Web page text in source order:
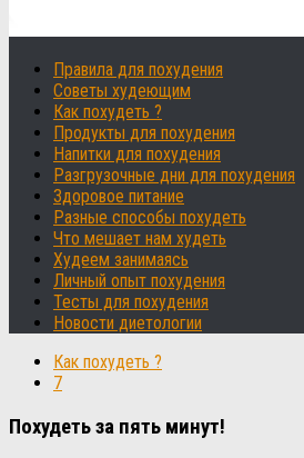
Правила для похудения
Советы худеющим
Как похудеть ?
Продукты для похудения
Напитки для похудения
Разгрузочные дни для похудения
Здоровое питание
Разные способы похудеть
Что мешает нам худеть
Худеем занимаясь
Личный опыт похудения
Тесты для похудения
Новости диетологии
Как похудеть ?
7
Похудеть за пять минут!